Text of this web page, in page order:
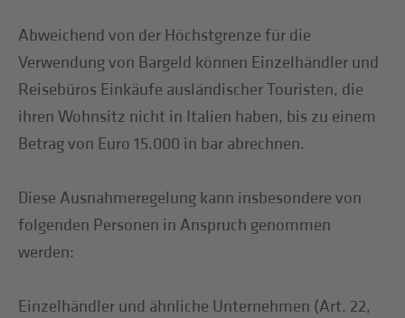
Abweichend von der Höchstgrenze für die
Verwendung von Bargeld können Einzelhändler und
Reisebüros Einkäufe ausländischer Touristen, die
ihren Wohnsitz nicht in Italien haben, bis zu einem
Betrag von Euro 15.000 in bar abrechnen.
Diese Ausnahmeregelung kann insbesondere von
folgenden Personen in Anspruch genommen
werden:
Einzelhändler und ähnliche Unternehmen (Art. 22,